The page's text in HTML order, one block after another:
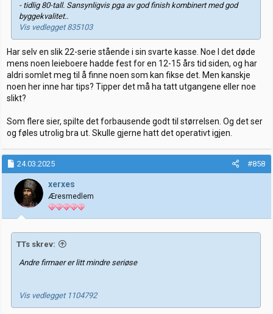
- tidlig 80-tall. Sansynligvis pga av god finish kombinert med god
byggekvalitet..
Vis vedlegget 835103
Har selv en slik 22-serie stående i sin svarte kasse. Noe I det døde
mens noen leieboere hadde fest for en 12-15 års tid siden, og har
aldri somlet meg til å finne noen som kan fikse det. Men kanskje
noen her inne har tips? Tipper det må ha tatt utgangene eller noe
slikt?
Som flere sier, spilte det forbausende godt til størrelsen. Og det ser
og føles utrolig bra ut. Skulle gjerne hatt det operativt igjen.
24.03.2025 #858
xerxes
Æresmedlem
TTs skrev:
Andre firmaer er litt mindre seriøse
Vis vedlegget 1104792